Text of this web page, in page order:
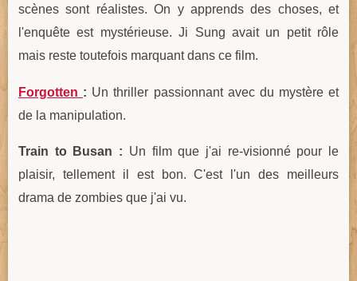
scènes sont réalistes. On y apprends des choses, et
l'enquête est mystérieuse. Ji Sung avait un petit rôle
mais reste toutefois marquant dans ce film.
Forgotten : Un thriller passionnant avec du mystère et
de la manipulation.
Train to Busan : Un film que j'ai re-visionné pour le
plaisir, tellement il est bon. C'est l'un des meilleurs
drama de zombies que j'ai vu.